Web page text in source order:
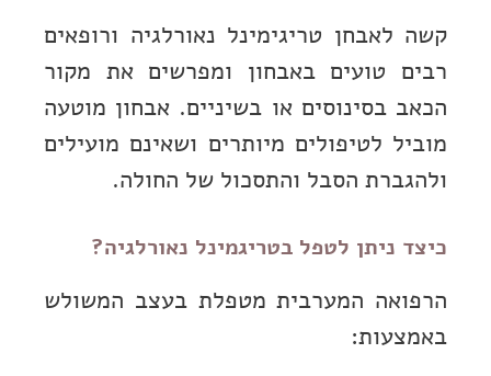
קשה לאבחן טריגימינל נאורלגיה ורופאים
רבים טועים באבחון ומפרשים את מקור
הכאב בסינוסים או בשיניים. אבחון מוטעה
מוביל לטיפולים מיותרים ושאינם מועילים
ולהגברת הסבל והתסכול של החולה.
כיצד ניתן לטפל בטריגמינל נאורלגיה?
הרפואה המערבית מטפלת בעצב המשולש
באמצעות: